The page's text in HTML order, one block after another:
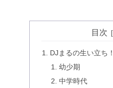
目次
DJまるの生い立ち！
幼少期
中学時代